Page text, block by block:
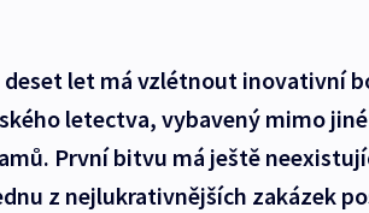
deset let má vzlétnout inovativní
letectva, vybavený mimo
První bitvu má ještě
z nejlukrativnějších zakázek